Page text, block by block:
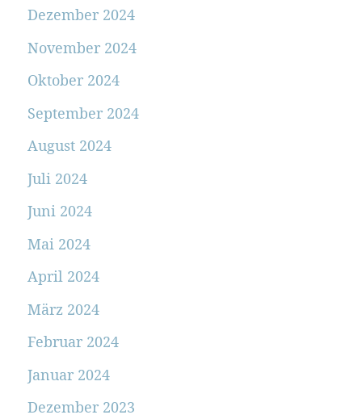
Dezember 2024
November 2024
Oktober 2024
September 2024
August 2024
Juli 2024
Juni 2024
Mai 2024
April 2024
März 2024
Februar 2024
Januar 2024
Dezember 2023